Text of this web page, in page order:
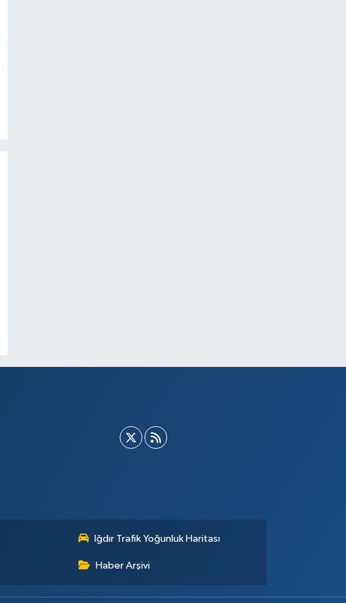
Iğdır Trafik Yoğunluk Haritası
Haber Arşivi